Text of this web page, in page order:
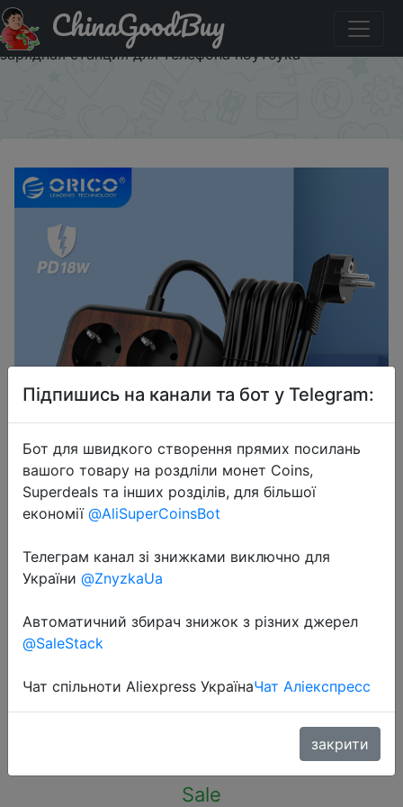
Придбати по знижці ORICO 18 Вт Настольный зарядный
блок питания 3 м удлинитель электрическая розетка
зарядная станция для телефона ноутбука
ChinaGoodBuy
ORICO 18 Вт Настольный
зарядный блок питания 3 м
розетка зарядная станция для
телефона ноутбука
$19.99
Sale
Підпишись на канали та бот у Telegram:
Бот для швидкого створення прямих посилань
вашого товару на роздліли монет Coins,
Superdeals та інших розділів, для більшої
економії @AliSuperCoinsBot
Телеграм канал зі знижками виключно для
України @ZnyzkaUa
Автоматичний збирач знижок з різних джерел
@SaleStack
Чат спільноти Aliexpress УкраїнаЧат Аліекспресс
закрити